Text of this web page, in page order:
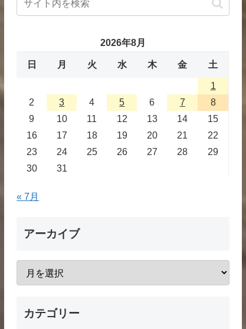
2026年8月
日 月 火 水 木 金 土
1
2
3 4 5 6 7
8
9
10 11 12 13 14
15
16
17 18 19 20 21
22
23
24 25 26 27 28
29
30
31
« 7月
アーカイブ
カテゴリー